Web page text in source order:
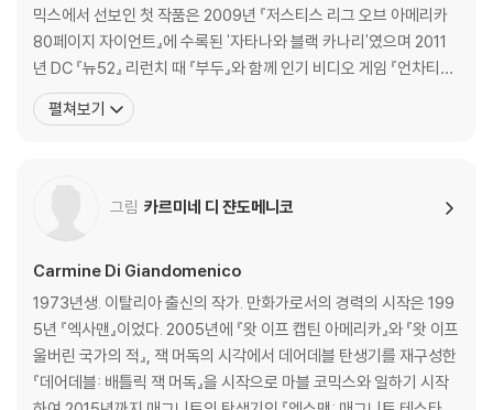
믹스에서 선보인 첫 작품은 2009년 『저스티스 리그 오브 아메리카
80페이지 자이언트』에 수록된 '자타나와 블랙 카나리'였으며 2011
년 DC 『뉴52』 리런치 때 『부두』와 함께 인기 비디오 게임 『언차티
드』의 만화판 스토리를 썼다. 『DC 리버스』 이후의 대표작은 『플래
시』, 『저스티스 리그 vs. 수어사이드 스쿼드』, 버티고의 『데스베드』
펼쳐보기
그림 카르미네 디 쟌도메니코
Carmine Di Giandomenico
1973년생. 이탈리아 출신의 작가. 만화가로서의 경력의 시작은 199
5년 『엑사맨』이었다. 2005년에 『왓 이프 캡틴 아메리카』와 『왓 이프
울버린 국가의 적』, 잭 머독의 시각에서 데어데블 탄생기를 재구성한
『데어데블: 배틀릭 잭 머독』을 시작으로 마블 코믹스와 일하기 시작